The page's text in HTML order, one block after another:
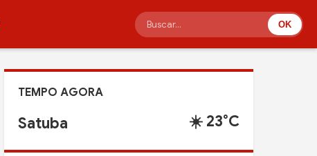
OK
TEMPO AGORA
Satuba ☀️ 23°C